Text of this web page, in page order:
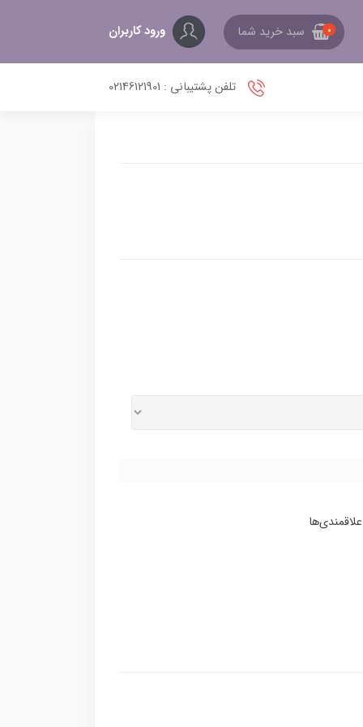
0 سبد خرید شما ورود کاربران
تلفن پشتیبانی : 02146121901